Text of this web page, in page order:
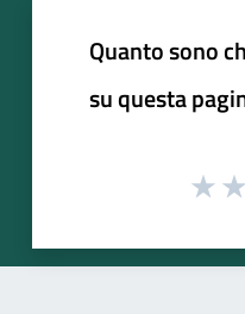
Quanto sono
su questa